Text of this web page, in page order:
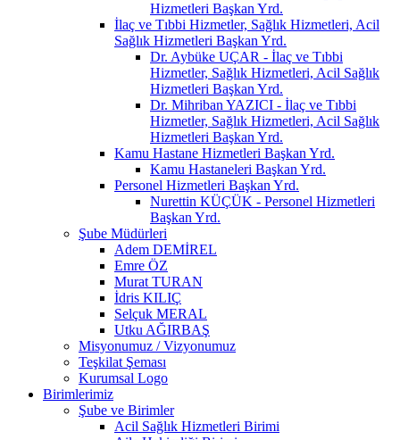
Hizmetleri Başkan Yrd.
İlaç ve Tıbbi Hizmetler, Sağlık Hizmetleri, Acil
Sağlık Hizmetleri Başkan Yrd.
Dr. Aybüke UÇAR - İlaç ve Tıbbi
Hizmetler, Sağlık Hizmetleri, Acil Sağlık
Hizmetleri Başkan Yrd.
Dr. Mihriban YAZICI - İlaç ve Tıbbi
Hizmetler, Sağlık Hizmetleri, Acil Sağlık
Hizmetleri Başkan Yrd.
Kamu Hastane Hizmetleri Başkan Yrd.
Kamu Hastaneleri Başkan Yrd.
Personel Hizmetleri Başkan Yrd.
Nurettin KÜÇÜK - Personel Hizmetleri
Başkan Yrd.
Şube Müdürleri
Adem DEMİREL
Emre ÖZ
Murat TURAN
İdris KILIÇ
Selçuk MERAL
Utku AĞIRBAŞ
Misyonumuz / Vizyonumuz
Teşkilat Şeması
Kurumsal Logo
Birimlerimiz
Şube ve Birimler
Acil Sağlık Hizmetleri Birimi